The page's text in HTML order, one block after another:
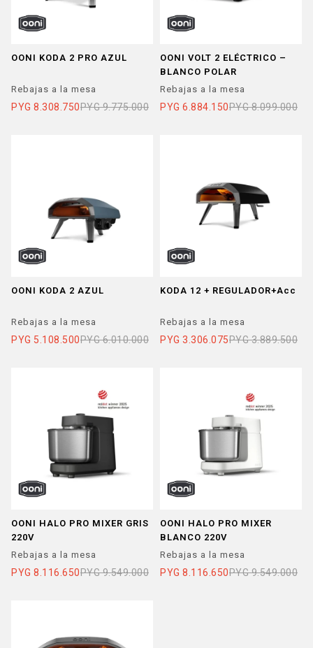
OONI KODA 2 PRO AZUL
Rebajas a la mesa
PYG 8.308.750PYG 9.775.000
OONI VOLT 2 ELÉCTRICO –
BLANCO POLAR
Rebajas a la mesa
PYG 6.884.150PYG 8.099.000
OONI KODA 2 AZUL
Rebajas a la mesa
PYG 5.108.500PYG 6.010.000
KODA 12 + REGULADOR+Acc
Rebajas a la mesa
PYG 3.306.075PYG 3.889.500
OONI HALO PRO MIXER GRIS
220V
Rebajas a la mesa
PYG 8.116.650PYG 9.549.000
OONI HALO PRO MIXER
BLANCO 220V
Rebajas a la mesa
PYG 8.116.650PYG 9.549.000